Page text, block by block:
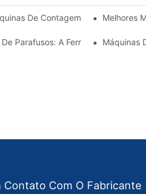
De Contagem De Hardware
Melhores
Parafusos: A FerramentaMáquinas
Contato Com O Fabricante